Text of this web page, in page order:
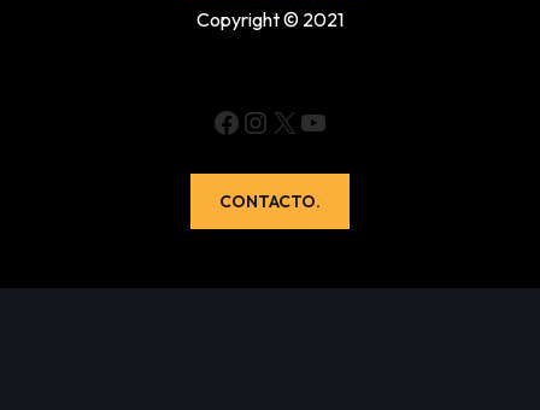
Copyright © 2021
CONTACTO.